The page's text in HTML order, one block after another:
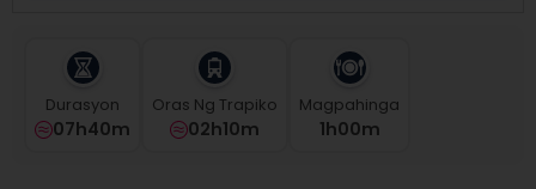
date.
Press
the
question
Durasyon
07h40m
Oras Ng Trapiko
02h10m
Magpahinga
1H00M